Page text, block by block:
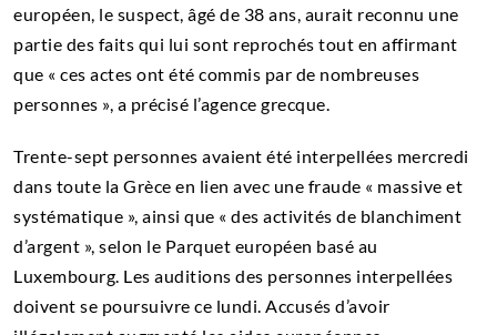
européen, le suspect, âgé de 38 ans, aurait reconnu une
partie des faits qui lui sont reprochés tout en affirmant
que « ces actes ont été commis par de nombreuses
personnes », a précisé l’agence grecque.
Trente-sept personnes avaient été interpellées mercredi
dans toute la Grèce en lien avec une fraude « massive et
systématique », ainsi que « des activités de blanchiment
d’argent », selon le Parquet européen basé au
Luxembourg. Les auditions des personnes interpellées
doivent se poursuivre ce lundi. Accusés d’avoir